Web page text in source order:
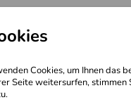
Cookies, um Ihnen das
Seite weitersurfen,
Drucker